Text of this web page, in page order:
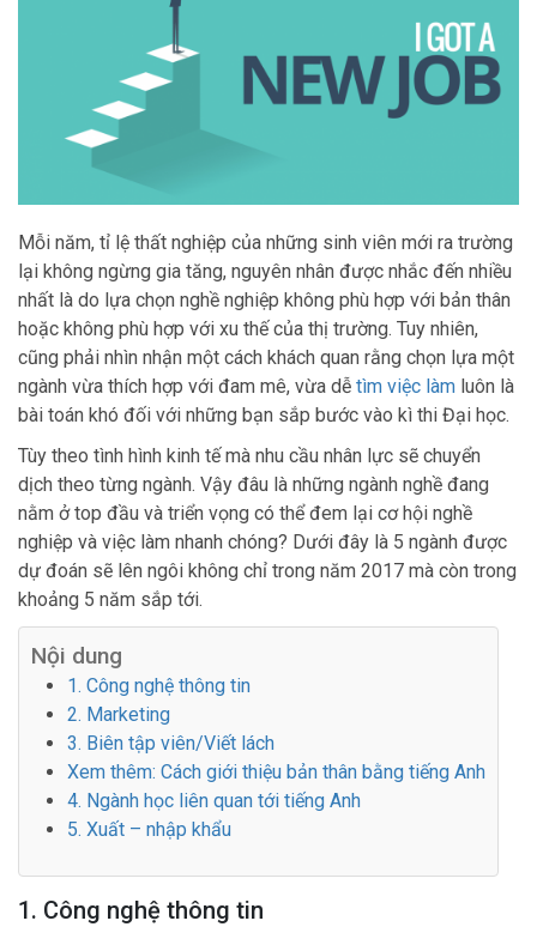
Mỗi năm, tỉ lệ thất nghiệp của những sinh viên mới ra trường
lại không ngừng gia tăng, nguyên nhân được nhắc đến nhiều
nhất là do lựa chọn nghề nghiệp không phù hợp với bản thân
hoặc không phù hợp với xu thế của thị trường. Tuy nhiên,
cũng phải nhìn nhận một cách khách quan rằng chọn lựa một
ngành vừa thích hợp với đam mê, vừa dễ tìm việc làm luôn là
bài toán khó đối với những bạn sắp bước vào kì thi Đại học.
Tùy theo tình hình kinh tế mà nhu cầu nhân lực sẽ chuyển
dịch theo từng ngành. Vậy đâu là những ngành nghề đang
nằm ở top đầu và triển vọng có thể đem lại cơ hội nghề
nghiệp và việc làm nhanh chóng? Dưới đây là 5 ngành được
dự đoán sẽ lên ngôi không chỉ trong năm 2017 mà còn trong
khoảng 5 năm sắp tới.
Nội dung
1. Công nghệ thông tin
2. Marketing
3. Biên tập viên/Viết lách
Xem thêm: Cách giới thiệu bản thân bằng tiếng Anh
4. Ngành học liên quan tới tiếng Anh
5. Xuất – nhập khẩu
1. Công nghệ thông tin